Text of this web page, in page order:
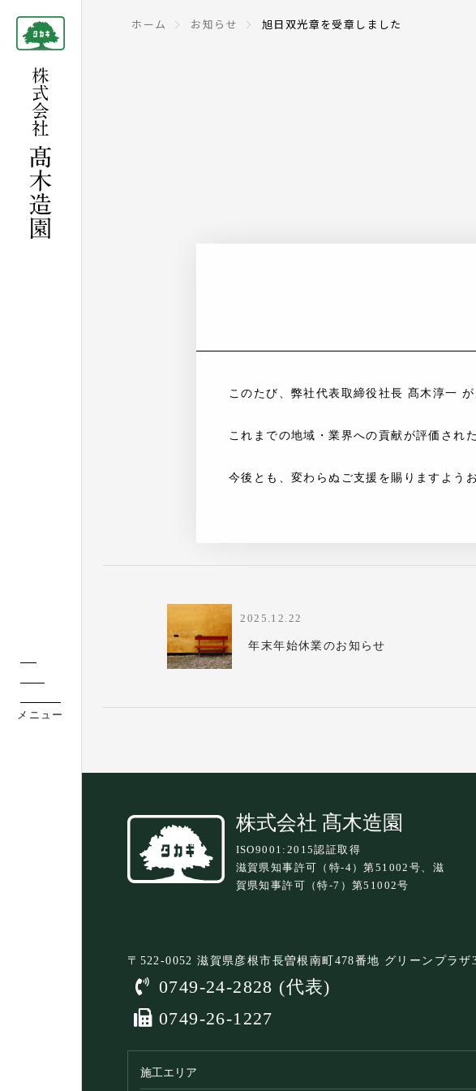
メニュー
ホーム お知らせ 旭日双光章を受章しました
このたび、弊社代表取締役社長 髙木淳一
これまでの地域・業界への貢献が評価され
今後とも、変わらぬご支援を賜りますよう
2025.12.22
年末年始休業のお知らせ
株式会社 髙木造園
ISO9001:2015認証取得
滋賀県知事許可（特-4）第51002号、滋
賀県知事許可（特-7）第51002号
〒522-0052 滋賀県彦根市長曽根南町478番地 グリーンプラザ
0749-24-2828 (代表)
0749-26-1227
施工エリア